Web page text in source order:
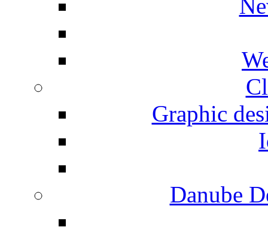
Graphic
Danube